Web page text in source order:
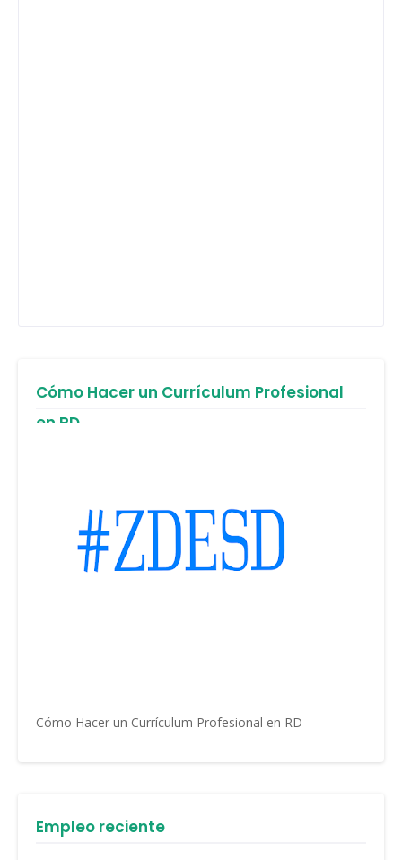
Cómo Hacer un Currículum Profesional
en RD
Cómo Hacer un Currículum Profesional en RD
Empleo reciente